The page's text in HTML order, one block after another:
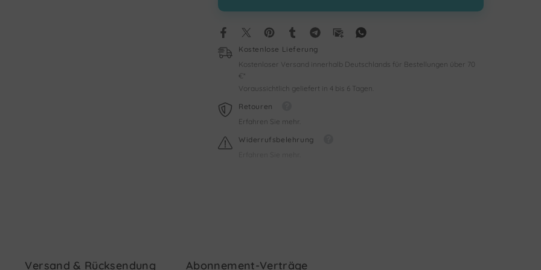
Kostenlose Lieferung
Kostenloser Versand innerhalb Deutschlands für Bestellungen über 70
€*
Voraussichtlich geliefert in 4 bis 6 Tagen.
Retouren
Erfahren Sie mehr.
Widerrufsbelehrung
Versand & Rücksendung Abonnement-Verträge